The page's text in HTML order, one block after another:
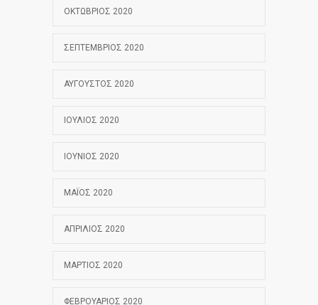
ΟΚΤΏΒΡΙΟΣ 2020
ΣΕΠΤΈΜΒΡΙΟΣ 2020
ΑΎΓΟΥΣΤΟΣ 2020
ΙΟΎΛΙΟΣ 2020
ΙΟΎΝΙΟΣ 2020
ΜΆΙΟΣ 2020
ΑΠΡΊΛΙΟΣ 2020
ΜΆΡΤΙΟΣ 2020
ΦΕΒΡΟΥΆΡΙΟΣ 2020